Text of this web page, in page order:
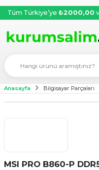
Tüm Türkiye’ye ₺2000,00
Anasayfa Bilgisayar Parçaları
MSI PRO B860-P